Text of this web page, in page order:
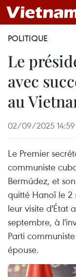
POLITIQUE
Le
avec
au
02/09/2025 14:59
Le Premier
communiste
Bermúdez, et
quitté Hanoï le 2
leur visite d'État
septembre, à
Parti
épouse.